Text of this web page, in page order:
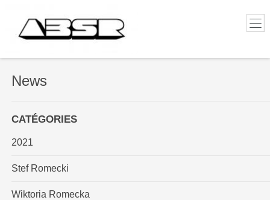
News
CATÉGORIES
2021
Stef Romecki
Wiktoria Romecka